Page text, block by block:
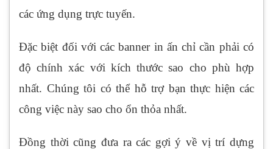
các ứng dụng trực tuyến.
Đặc biệt đối với các banner in ấn chỉ cần phải có
độ chính xác với kích thước sao cho phù hợp
nhất. Chúng tôi có thể hỗ trợ bạn thực hiện các
công việc này sao cho ổn thỏa nhất.
Đồng thời cũng đưa ra các gợi ý về vị trí dựng